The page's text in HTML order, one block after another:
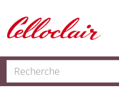
Recherche